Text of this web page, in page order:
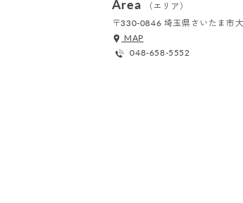
Area
（エリア）
〒330-0846 埼玉県さいたま市
MAP
048-658-5552